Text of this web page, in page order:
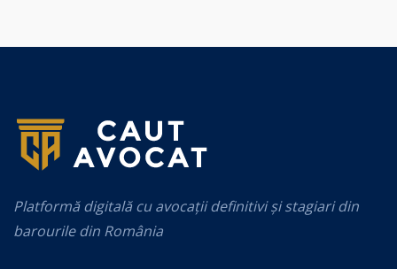
Platformă digitală cu avocații definitivi și stagiari din
barourile din România